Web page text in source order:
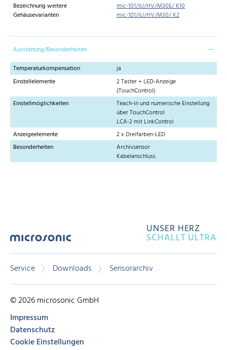
Bezeichnung weitere
Gehäusevarianten
mic-101/IU/HV/M30E/ K10
mic-101/IU/HV/M30/ K2
Ausstattung/Besonderheiten
Temperaturkompensation
ja
Einstellelemente
2 Taster + LED-Anzeige
(TouchControl)
Einstellmöglichkeiten
Teach-in und numerische Einstellung
über TouchControl
LCA-2 mit LinkControl
Anzeigeelemente
2 x Dreifarben-LED
Besonderheiten
Archivsensor
Kabelanschluss
UNSER HERZ
SCHALLT ULTRA
Service Downloads Sensorarchiv
© 2026 microsonic GmbH
Impressum
Datenschutz
Cookie Einstellungen